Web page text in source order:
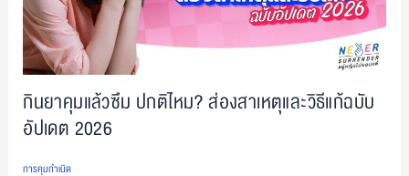
กินยาคุมแล้วซึม ปกติไหม? ส่องสาเหตุและวิธีแก้ฉบับ
อัปเดต 2026
การคุมกำเนิด